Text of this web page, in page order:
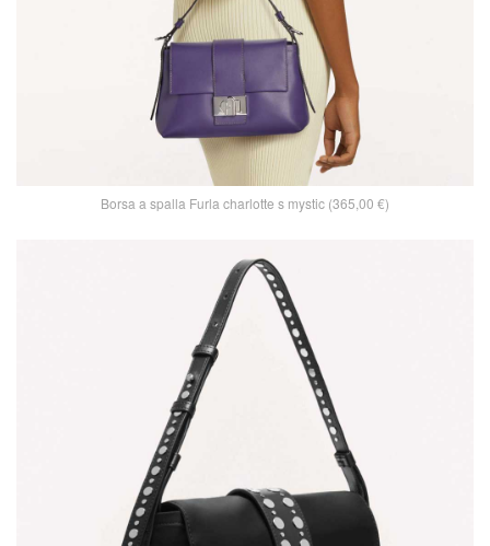
Borsa a spalla Furla charlotte s mystic (365,00 €)